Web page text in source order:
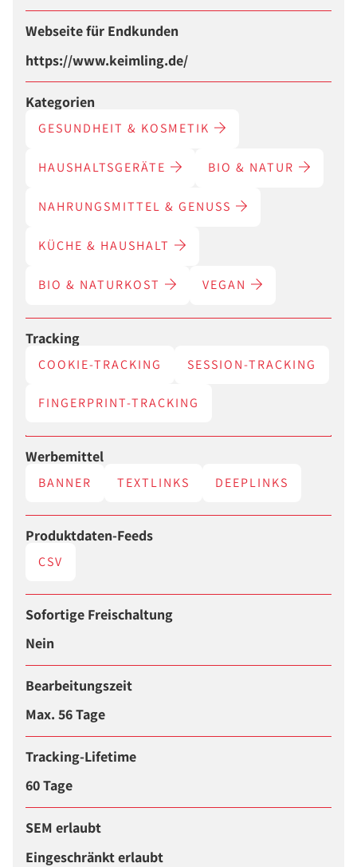
Webseite für Endkunden
https://www.keimling.de/
Kategorien
GESUNDHEIT & KOSMETIK
HAUSHALTSGERÄTE BIO & NATUR
NAHRUNGSMITTEL & GENUSS
KÜCHE & HAUSHALT
BIO & NATURKOST VEGAN
Tracking
COOKIE-TRACKING SESSION-TRACKING
FINGERPRINT-TRACKING
Werbemittel
BANNER TEXTLINKS DEEPLINKS
Produktdaten-Feeds
CSV
Sofortige Freischaltung
Nein
Bearbeitungszeit
Max. 56 Tage
Tracking-Lifetime
60 Tage
SEM erlaubt
Eingeschränkt erlaubt